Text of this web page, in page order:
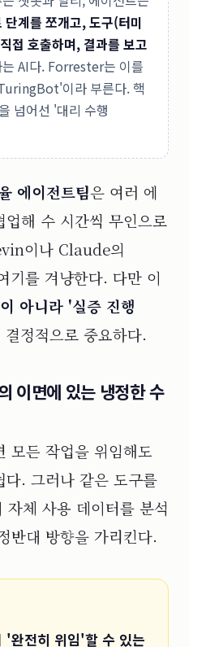
계를 쪼개고, 도구(터미
접 호출하며, 결과를 보고
는 AI다. Forrester는 이를
이라 부른다. 핵
넘어선 '대리 수행
에이전트팀은 여러 에
업해 수 시간씩 무인으로
이나 Claude의
를 겨냥한다. 다만 이
아니라 '실증 진행
정적으로 중요하다.
이면에 있는 냉정한 수
모든 작업을 위임해도
다. 그러나 같은 도구를
체 사용 데이터를 분석
반대 방향을 가리킨다.
'완전히 위임'할 수 있는